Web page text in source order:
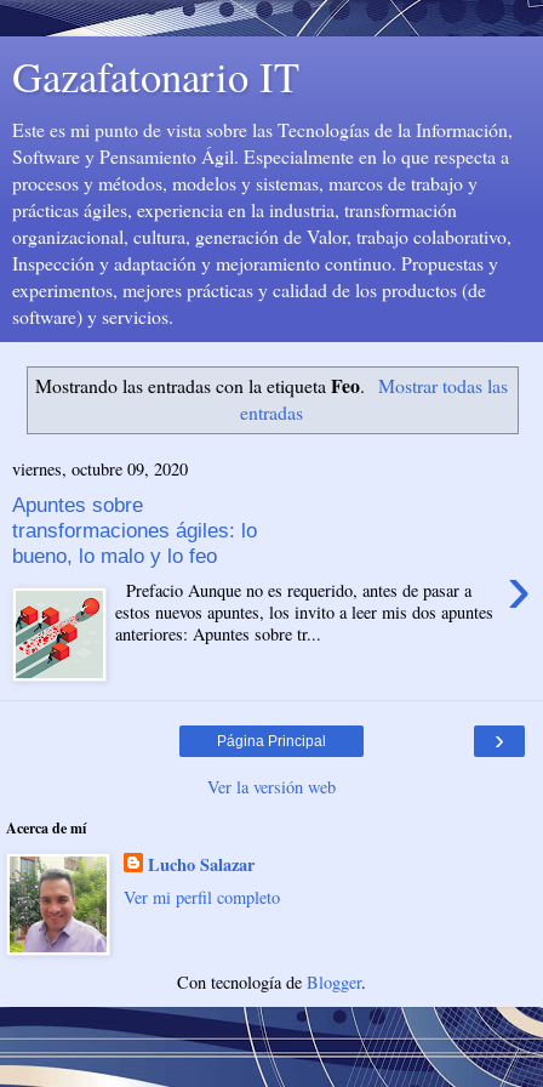
Gazafatonario IT
Este es mi punto de vista sobre las Tecnologías de la Información,
Software y Pensamiento Ágil. Especialmente en lo que respecta a
procesos y métodos, modelos y sistemas, marcos de trabajo y
prácticas ágiles, experiencia en la industria, transformación
organizacional, cultura, generación de Valor, trabajo colaborativo,
Inspección y adaptación y mejoramiento continuo. Propuestas y
experimentos, mejores prácticas y calidad de los productos (de
software) y servicios.
Mostrando las entradas con la etiquetaFeo. Mostrar todas las
entradas
viernes, octubre 09, 2020
Apuntes sobre
transformaciones ágiles: lo
bueno, lo malo y lo feo
›
Prefacio Aunque no es requerido, antes de pasar a
estos nuevos apuntes, los invito a leer mis dos apuntes
anteriores: Apuntes sobre tr...
›
Página Principal
Ver la versión web
Acerca de mí
Lucho Salazar
Ver mi perfil completo
Con tecnología de Blogger.